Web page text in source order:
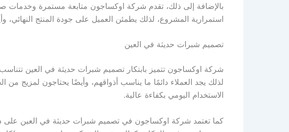
بالإضافة إلى ذلك، تقدم شركة اوكساجون متابعة مستمرة وخدمات
استمرارية المشروع، لذلك يطمئن العميل على جودة المنتج النهائي،
تصميم شبرات حديثة في العين
شركة اوكساجون تتميز بابتكار تصميم شبرات حديثة في العين
لذلك يجد العملاء دائمًا ما يناسب أذواقهم، وأيضًا يحتاجون لمزيج من
الاستخدام اليومي بكفاءة عالية.
كما تعتمد شركة اوكساجون في تصميم شبرات حديثة في العين على دمج